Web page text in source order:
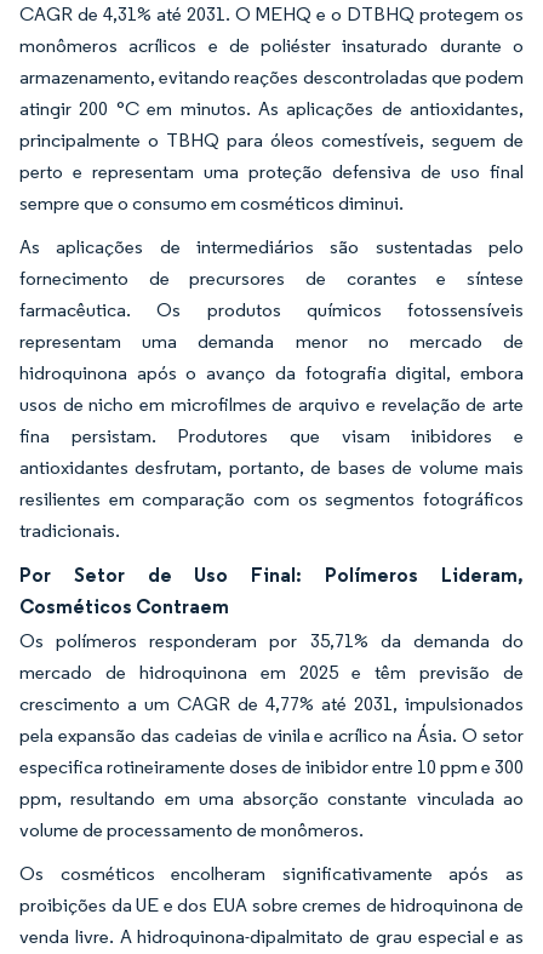
CAGR de 4,31% até 2031. O MEHQ e o DTBHQ protegem os
monômeros acrílicos e de poliéster insaturado durante o
armazenamento, evitando reações descontroladas que podem
atingir 200 °C em minutos. As aplicações de antioxidantes,
principalmente o TBHQ para óleos comestíveis, seguem de
perto e representam uma proteção defensiva de uso final
sempre que o consumo em cosméticos diminui.
As aplicações de intermediários são sustentadas pelo
fornecimento de precursores de corantes e síntese
farmacêutica. Os produtos químicos fotossensíveis
representam uma demanda menor no mercado de
hidroquinona após o avanço da fotografia digital, embora
usos de nicho em microfilmes de arquivo e revelação de arte
fina persistam. Produtores que visam inibidores e
antioxidantes desfrutam, portanto, de bases de volume mais
resilientes em comparação com os segmentos fotográficos
tradicionais.
Por Setor de Uso Final: Polímeros Lideram,
Cosméticos Contraem
Os polímeros responderam por 35,71% da demanda do
mercado de hidroquinona em 2025 e têm previsão de
crescimento a um CAGR de 4,77% até 2031, impulsionados
pela expansão das cadeias de vinila e acrílico na Ásia. O setor
especifica rotineiramente doses de inibidor entre 10 ppm e 300
ppm, resultando em uma absorção constante vinculada ao
volume de processamento de monômeros.
Os cosméticos encolheram significativamente após as
proibições da UE e dos EUA sobre cremes de hidroquinona de
venda livre. A hidroquinona-dipalmitato de grau especial e as